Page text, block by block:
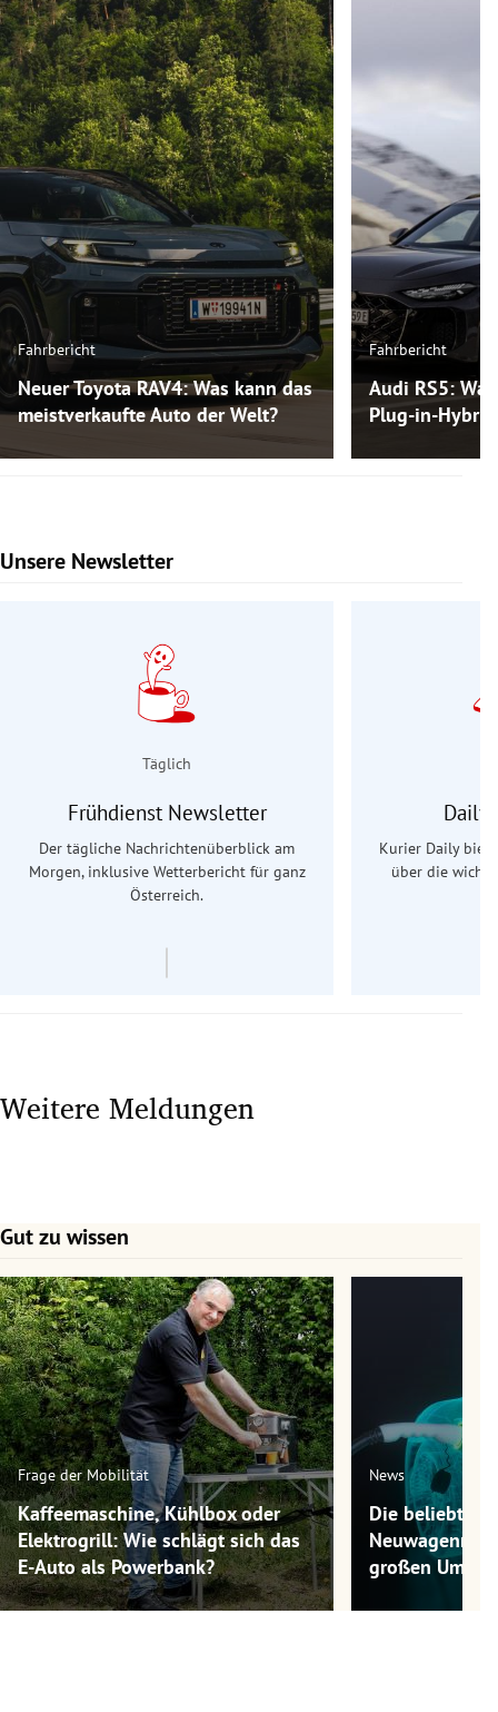
Fahrbericht
Neuer Toyota RAV4: Was kann das
meistverkaufte Auto der Welt?
Fahrbericht
Audi RS5:
Plug-in-
Unsere Newsletter
Slide 1 von 9
Täglich
Frühdienst Newsletter
Der tägliche Nachrichtenüberblick am
Morgen, inklusive Wetterbericht für ganz
Österreich.
Daily
Kurier Daily
über die
Weitere Meldungen
Gut zu wissen
Slide 1 von 7
Frage der Mobilität
Kaffeemaschine, Kühlbox oder
Elektrogrill: Wie schlägt sich das
E-Auto als Powerbank?
News
Die
großen